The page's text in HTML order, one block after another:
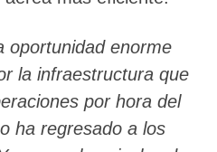
oportunidad enorme
la infraestructura que
por hora del
ha regresado a los